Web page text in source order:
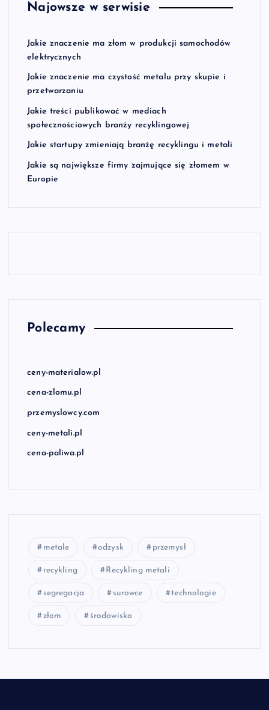
Najowsze w serwisie
Jakie znaczenie ma złom w produkcji samochodów
elektrycznych
Jakie znaczenie ma czystość metalu przy skupie i
przetwarzaniu
Jakie treści publikować w mediach
społecznościowych branży recyklingowej
Jakie startupy zmieniają branżę recyklingu i metali
Jakie są największe firmy zajmujące się złomem w
Europie
Polecamy
ceny-materialow.pl
cena-zlomu.pl
przemyslowcy.com
ceny-metali.pl
cena-paliwa.pl
metale odzysk przemysł
recykling Recykling metali
segregacja surowce technologie
złom środowisko